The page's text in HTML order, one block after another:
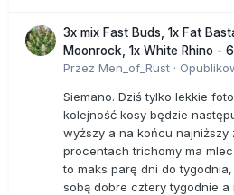
3x mix Fast Buds, 1x Fat
Moonrock, 1x White Rhino -
Przez Men_of_Rust ·
Siemano. Dziś tylko lekkie
kolejność kosy będzie
wyższy a na końcu najniższy
procentach trichomy ma
to maks parę dni do
sobą dobre cztery tygodnie a